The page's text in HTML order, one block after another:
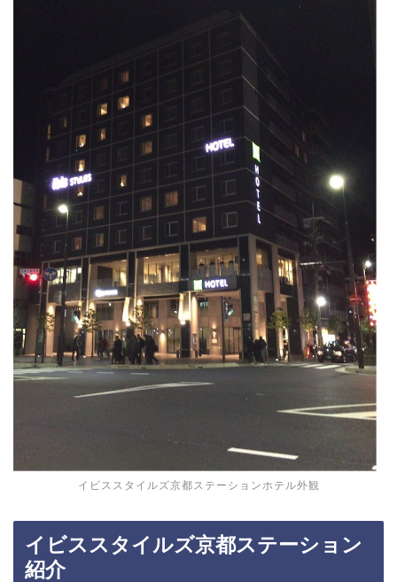
イビススタイルズ京都ステーションホテル外観
イビススタイルズ京都ステーション
紹介